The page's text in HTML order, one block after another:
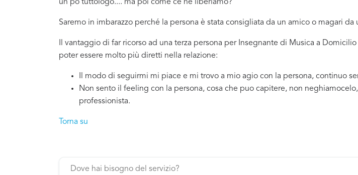
un po tuttologo.... ma poi come ce ne liberiamo?
Saremo in imbarazzo perché la persona è stata consigliata da un amico o magari
Il vantaggio di far ricorso ad una terza persona per Insegnante di Musica a
poter essere molto più diretti nella relazione:
Il modo di seguirmi mi piace e mi trovo a mio agio con la persona, continuo
Non sento il feeling con la persona, cosa che puo capitere, non
professionista.
Torna su